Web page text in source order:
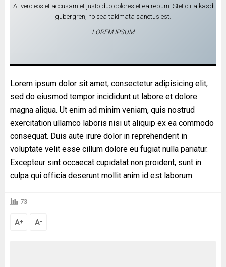
At vero eos et accusam et justo duo dolores et ea rebum. Stet clita kasd
gubergren, no sea takimata sanctus est.
LOREM IPSUM
Lorem ipsum dolor sit amet, consectetur adipisicing elit,
sed do eiusmod tempor incididunt ut labore et dolore
magna aliqua. Ut enim ad minim veniam, quis nostrud
exercitation ullamco laboris nisi ut aliquip ex ea commodo
consequat. Duis aute irure dolor in reprehenderit in
voluptate velit esse cillum dolore eu fugiat nulla pariatur.
Excepteur sint occaecat cupidatat non proident, sunt in
culpa qui officia deserunt mollit anim id est laborum.
73
A+ A-